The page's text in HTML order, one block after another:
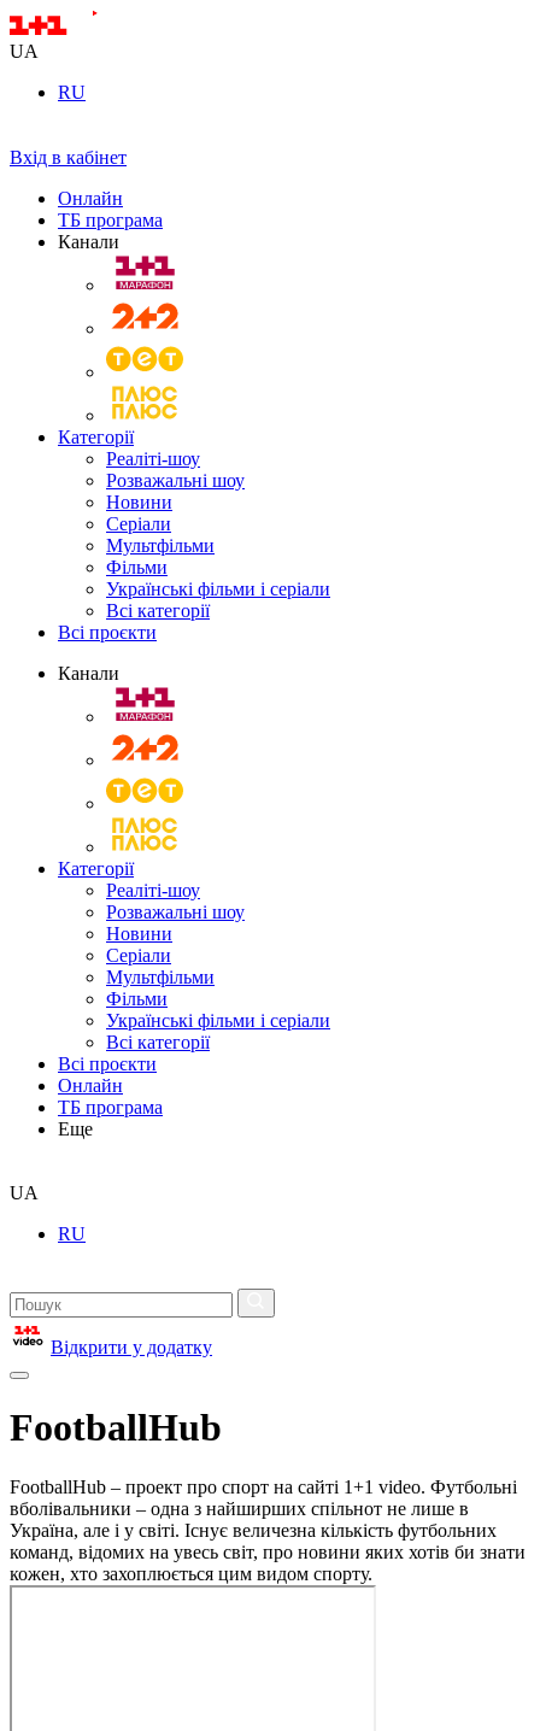
UA
RU
Вхід в кабінет
Онлайн
ТБ програма
Канали
Категорії
Реаліті-шоу
Розважальні шоу
Новини
Серіали
Мультфільми
Фільми
Українські фільми і серіали
Всі категорії
Всі проєкти
Канали
Категорії
Реаліті-шоу
Розважальні шоу
Новини
Серіали
Мультфільми
Фільми
Українські фільми і серіали
Всі категорії
Всі проєкти
Онлайн
ТБ програма
Еще
UA
RU
Відкрити у додатку
FootballHub
FootballHub – проект про спорт на сайті 1+1 video. Футбольні
вболівальники – одна з найширших спільнот не лише в
Україна, але і у світі. Існує величезна кількість футбольних
команд, відомих на увесь світ, про новини яких хотів би знати
кожен, хто захоплюється цим видом спорту.